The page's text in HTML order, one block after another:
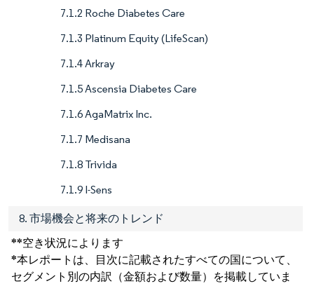
7.1.2 Roche Diabetes Care
7.1.3 Platinum Equity (LifeScan)
7.1.4 Arkray
7.1.5 Ascensia Diabetes Care
7.1.6 AgaMatrix Inc.
7.1.7 Medisana
7.1.8 Trivida
7.1.9 I-Sens
8. 市場機会と将来のトレンド
**空き状況によります
*本レポートは、目次に記載されたすべての国について、
セグメント別の内訳（金額および数量）を掲載していま